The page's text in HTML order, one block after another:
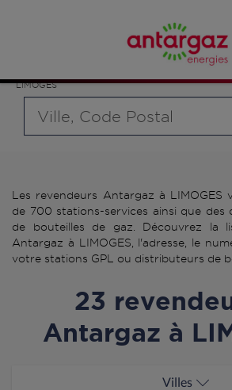
LIMOGES
bouteille souhaité et le type de point
distributeur automatique de bouteilles
carburant)
Les revendeurs Antargaz à LIMOGES
de 700 stations-services ainsi que des
de bouteilles de gaz. Découvrez la
Antargaz à LIMOGES, l'adresse, le
votre stations GPL ou distributeurs de
23
Antargaz à
Villes